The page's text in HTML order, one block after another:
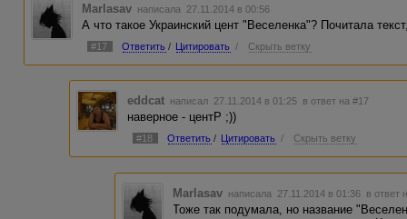
Marlasav написала 27.11.2014 в 00:56
А что такое Украинский цент "Веселенка"? Почитала
#17 Ответить / Цитировать / Скрыть ветку
eddcat написал 27.11.2014 в 01:25 в ответ на #17
наверное - центР ;))
#18 Ответить / Цитировать / Скрыть ветку
Marlasav написала 27.11.2014 в 01:36 в ответ
Тоже так подумала, но название